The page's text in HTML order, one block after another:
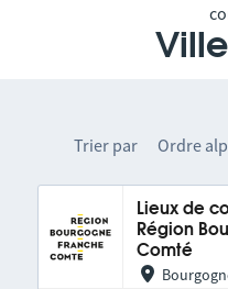
Trier par Ordre
Lieux de
Région
Comté